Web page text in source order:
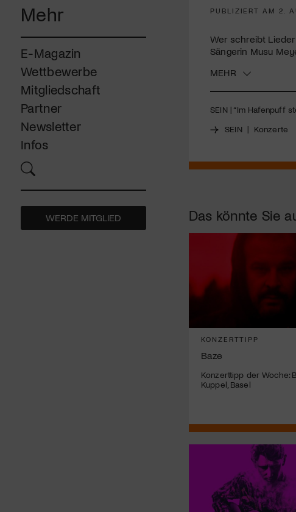
Mehr
E-Magazin
Wettbewerbe
Mitgliedschaft
Partner
Newsletter
Infos
WERDE MITGLIED
PUBLIZIERT AM 2.
Wer schreibt Lieder
Sängerin Musu
MEHR
SEIN | “Im Hafenpuff
SEIN | Konzerte
Das könnte Sie
KONZERTTIPP
Baze
Konzerttipp der Woche:
Kuppel, Basel